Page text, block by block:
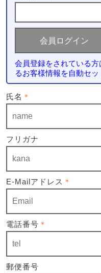
会員登録をされている
るお客様情報を自動セッ
氏名 ＊
フリガナ
E-Mailアドレス ＊
電話番号 ＊
郵便番号